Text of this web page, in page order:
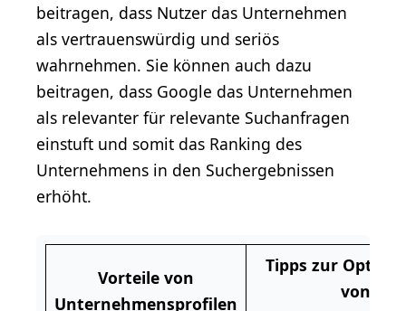
beitragen, dass Nutzer das Unternehmen
als vertrauenswürdig und seriös
wahrnehmen. Sie können auch dazu
beitragen, dass Google das Unternehmen
als relevanter für relevante Suchanfragen
einstuft und somit das Ranking des
Unternehmens in den Suchergebnissen
erhöht.
Vorteile von
Unternehmensprofilen
Tipps zur
von